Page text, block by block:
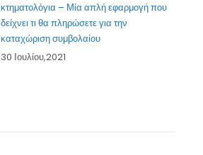
κτηματολόγια – Μία απλή εφαρμογή που
δείχνει τι θα πληρώσετε για την
καταχώριση συμβολαίου
30 Ιουλίου,2021